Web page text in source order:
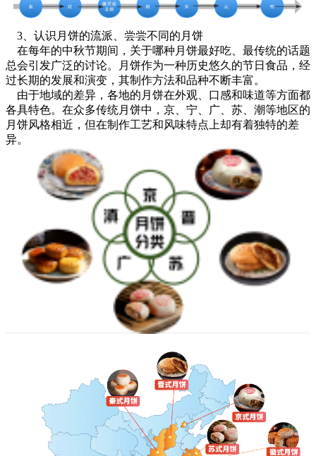
3、认识月饼的流派、尝尝不同的月饼
在每年的中秋节期间，关于哪种月饼最好吃、最传统的话题
总会引发广泛的讨论。月饼作为一种历史悠久的节日食品，经
过长期的发展和演变，其制作方法和品种不断丰富。
由于地域的差异，各地的月饼在外观、口感和味道等方面都
各具特色。在众多传统月饼中，京、宁、广、苏、潮等地区的
月饼风格相近，但在制作工艺和风味特点上却有着独特的差
异。